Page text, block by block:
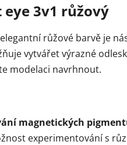
3v1 růžový
růžové barvě je
vytvářet výrazné
modelaci navrhnout.
magnetických
experimentování s